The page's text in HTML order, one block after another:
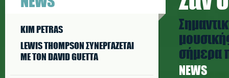
KIM PETRAS
LEWIS THOMPSON ΣΥΝΕΡΓAΖΕΤΑΙ
ΜΕ ΤΟΝ DAVID GUETTA
σήμερα
NEWS